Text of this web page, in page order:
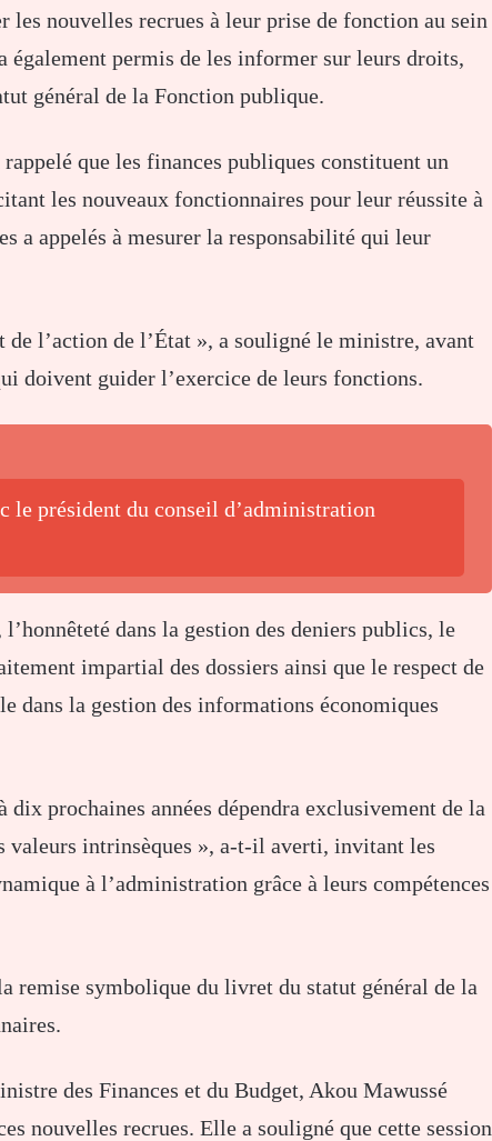
les nouvelles recrues à leur prise de fonction au sein
également permis de les informer sur leurs droits,
général de la Fonction publique.
que les finances publiques constituent un
les nouveaux fonctionnaires pour leur réussite à
a appelés à mesurer la responsabilité qui leur
l’action de l’État », a souligné le ministre, avant
doivent guider l’exercice de leurs fonctions.
le président du conseil d’administration
dans la gestion des deniers publics, le
impartial des dossiers ainsi que le respect de
dans la gestion des informations économiques
prochaines années dépendra exclusivement de la
valeurs intrinsèques », a-t-il averti, invitant les
à l’administration grâce à leurs compétences
remise symbolique du livret du statut général de la
des Finances et du Budget, Akou Mawussé
nouvelles recrues. Elle a souligné que cette session